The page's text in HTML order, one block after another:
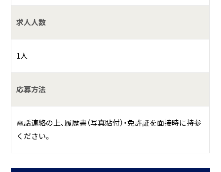
求人人数
1人
応募方法
電話連絡の上、履歴書（写真貼付）・免許証を面接時に持参
ください。